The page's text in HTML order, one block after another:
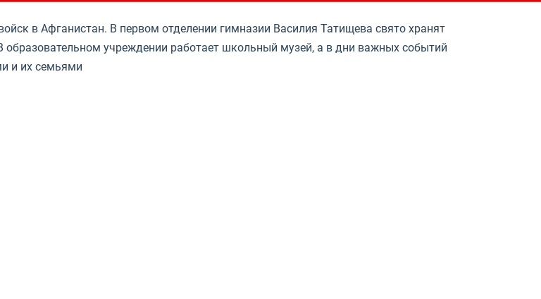
в Афганистан. В первом отделении гимназии Василия Татищева свято хранят
образовательном учреждении работает школьный музей, а в дни важных событий
и их семьями